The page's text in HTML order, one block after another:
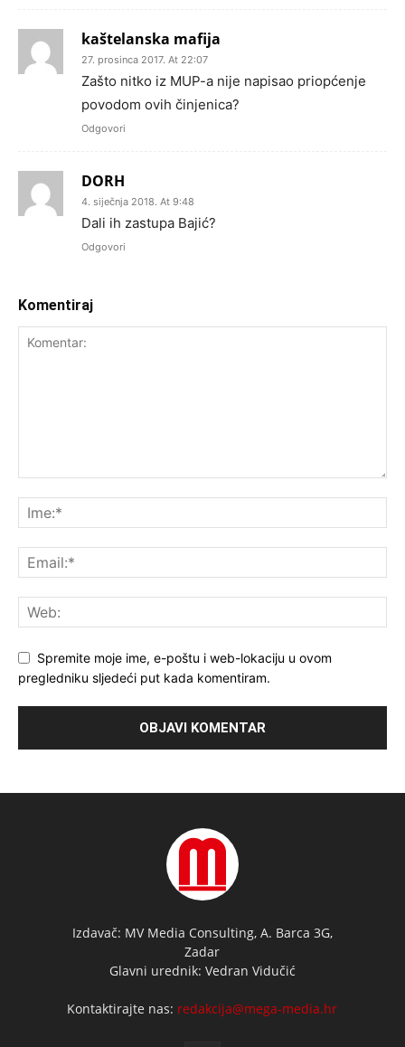
kaštelanska mafija
27. prosinca 2017. At 22:07
Zašto nitko iz MUP-a nije napisao priopćenje
povodom ovih činjenica?
Odgovori
DORH
4. siječnja 2018. At 9:48
Dali ih zastupa Bajić?
Odgovori
Komentiraj
Spremite moje ime, e-poštu i web-lokaciju u ovom
pregledniku sljedeći put kada komentiram.
Izdavač: MV Media Consulting, A. Barca 3G,
Zadar
Glavni urednik: Vedran Vidučić
Kontaktirajte nas: redakcija@mega-media.hr